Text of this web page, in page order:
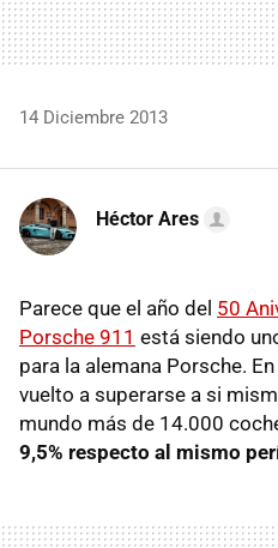
14 Diciembre 2013
Héctor Ares
Parece que el año del 50
Porsche 911 está siendo
para la alemana Porsche.
vuelto a superarse a si
mundo más de 14.000
9,5% respecto al mismo